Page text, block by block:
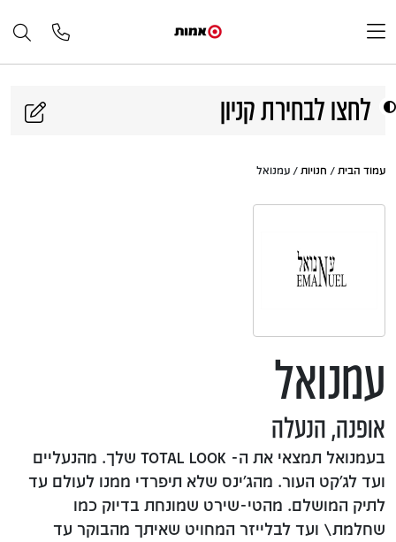
לחצו לבחירת קניון
עמוד הבית / חנויות / עמנואל
עמנואל
אופנה, הנעלה
בעמנואל תמצאי את ה- TOTAL LOOK שלך. מהנעליים
ועד לג׳קט העור. מהג׳ינס שלא תיפרדי ממנו לעולם עד
לתיק המושלם. מהטי-שירט שמונחת בדיוק כמו
שחלמת\ ועד לבלייזר המחויט שאיתך מהבוקר עד